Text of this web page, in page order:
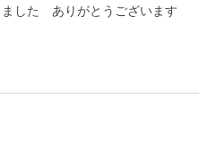
した　ありがとうございます